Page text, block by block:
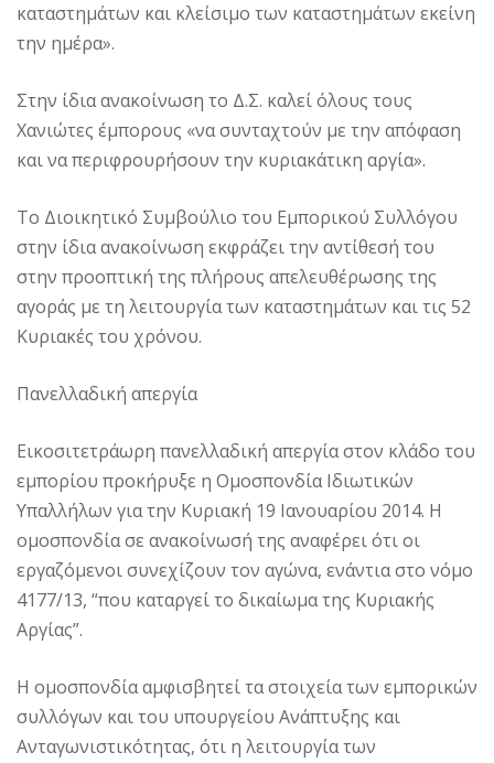
καταστημάτων και κλείσιμο των καταστημάτων εκείνη
την ημέρα».
Στην ίδια ανακοίνωση το Δ.Σ. καλεί όλους τους
Χανιώτες έμπορους «να συνταχτούν με την απόφαση
και να περιφρουρήσουν την κυριακάτικη αργία».
Το Διοικητικό Συμβούλιο του Εμπορικού Συλλόγου
στην ίδια ανακοίνωση εκφράζει την αντίθεσή του
στην προοπτική της πλήρους απελευθέρωσης της
αγοράς με τη λειτουργία των καταστημάτων και τις 52
Κυριακές του χρόνου.
Πανελλαδική απεργία
Εικοσιτετράωρη πανελλαδική απεργία στον κλάδο του
εμπορίου προκήρυξε η Ομοσπονδία Ιδιωτικών
Υπαλλήλων για την Κυριακή 19 Ιανουαρίου 2014. Η
ομοσπονδία σε ανακοίνωσή της αναφέρει ότι οι
εργαζόμενοι συνεχίζουν τον αγώνα, ενάντια στο νόμο
4177/13, “που καταργεί το δικαίωμα της Κυριακής
Αργίας”.
Η ομοσπονδία αμφισβητεί τα στοιχεία των εμπορικών
συλλόγων και του υπουργείου Ανάπτυξης και
Ανταγωνιστικότητας, ότι η λειτουργία των